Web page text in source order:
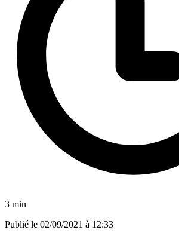
3 min
Publié le 02/09/2021 à 12:33